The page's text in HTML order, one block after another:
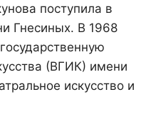
поступила в
Гнесиных. В 1968
(ВГИК) имени
искусство и